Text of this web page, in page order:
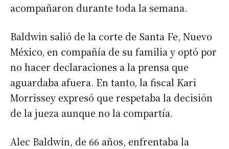
acompañaron durante toda la semana.
Baldwin salió de la corte de Santa Fe, Nuevo
México, en compañía de su familia y optó por
no hacer declaraciones a la prensa que
aguardaba afuera. En tanto, la fiscal Kari
Morrissey expresó que respetaba la decisión
de la jueza aunque no la compartía.
Alec Baldwin, de 66 años, enfrentaba la